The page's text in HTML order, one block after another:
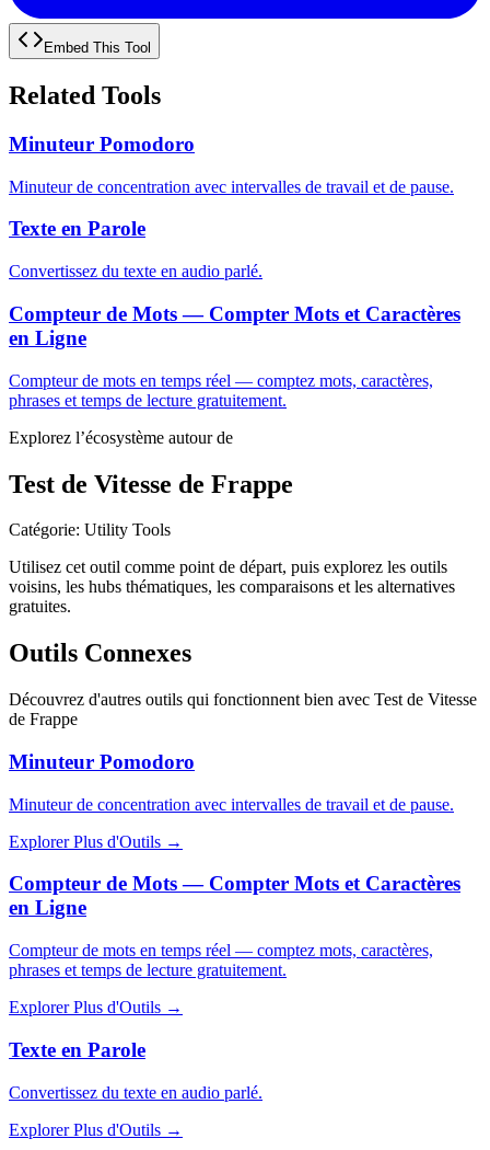
Embed This Tool
Related Tools
Minuteur Pomodoro
Minuteur de concentration avec intervalles de travail et de pause.
Texte en Parole
Convertissez du texte en audio parlé.
Compteur de Mots — Compter Mots et Caractères
en Ligne
Compteur de mots en temps réel — comptez mots, caractères,
phrases et temps de lecture gratuitement.
Explorez l’écosystème autour de
Test de Vitesse de Frappe
Catégorie: Utility Tools
Utilisez cet outil comme point de départ, puis explorez les outils
voisins, les hubs thématiques, les comparaisons et les alternatives
gratuites.
Outils Connexes
Découvrez d'autres outils qui fonctionnent bien avec Test de Vitesse
de Frappe
Minuteur Pomodoro
Minuteur de concentration avec intervalles de travail et de pause.
Explorer Plus d'Outils →
Compteur de Mots — Compter Mots et Caractères
en Ligne
Compteur de mots en temps réel — comptez mots, caractères,
phrases et temps de lecture gratuitement.
Explorer Plus d'Outils →
Texte en Parole
Convertissez du texte en audio parlé.
Explorer Plus d'Outils →